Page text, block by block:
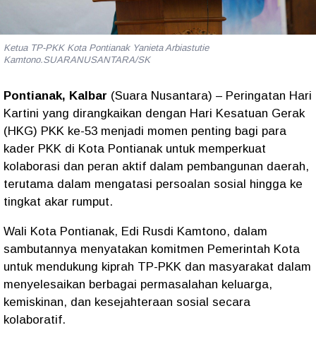
Ketua TP-PKK Kota Pontianak Yanieta Arbiastutie
Kamtono.SUARANUSANTARA/SK
Pontianak, Kalbar (Suara Nusantara) – Peringatan Hari
Kartini yang dirangkaikan dengan Hari Kesatuan Gerak
(HKG) PKK ke-53 menjadi momen penting bagi para
kader PKK di Kota Pontianak untuk memperkuat
kolaborasi dan peran aktif dalam pembangunan daerah,
terutama dalam mengatasi persoalan sosial hingga ke
tingkat akar rumput.
Wali Kota Pontianak, Edi Rusdi Kamtono, dalam
sambutannya menyatakan komitmen Pemerintah Kota
untuk mendukung kiprah TP-PKK dan masyarakat dalam
menyelesaikan berbagai permasalahan keluarga,
kemiskinan, dan kesejahteraan sosial secara
kolaboratif.